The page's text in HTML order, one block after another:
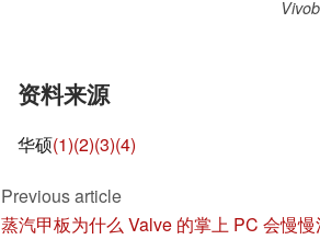
资料来源
华硕(1)(2)(3)(4)
Previous article
蒸汽甲板为什么 Valve 的掌上 PC 会慢